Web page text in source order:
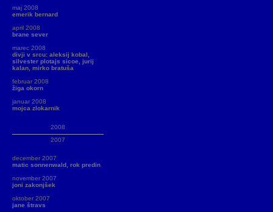
maj 2008
emerik bernard
april 2008
brane sever
marec 2008
divji v srcu: aleksij kobal,
silvester plotajs sicoe, jurij
kalan, mirko bratuša
februar 2008
žiga okorn
januar 2008
mojca zlokarnik
2008
2007
december 2007
matic sonnenwald, rok predin
november 2007
joni zakonjšek
oktober 2007
jane štravs